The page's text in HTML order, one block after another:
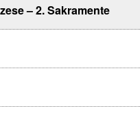
– 2. Sakramente